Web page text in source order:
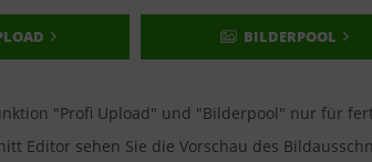
BILDERPOOL
"Profi Upload" und "Bilderpool" nur für
Editor sehen Sie die Vorschau des